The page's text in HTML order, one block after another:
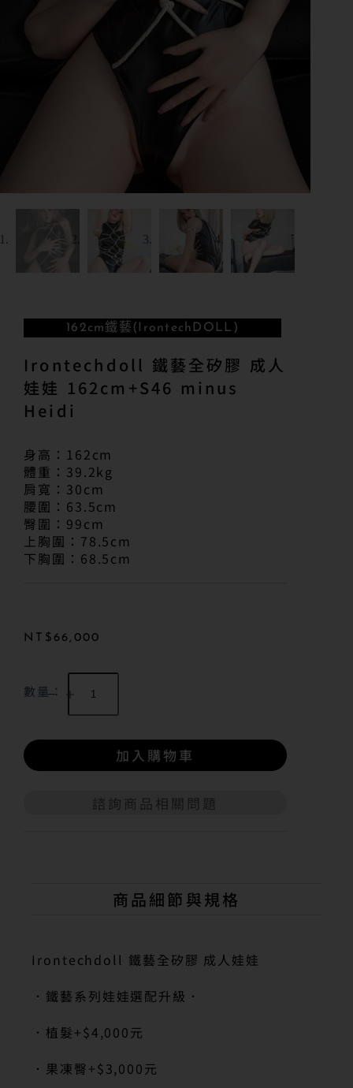
162cm鐵藝(IrontechDOLL)
Irontechdoll 鐵藝全矽膠 成人
娃娃 162cm+S46 minus
Heidi
身高：162cm
體重：39.2kg
肩寬：30cm
腰圍：63.5cm
臀圍：99cm
上胸圍：78.5cm
下胸圍：68.5cm
NT$ 66,000
數量：
諮詢商品相關問題
加入購物車
商品細節與規格
Irontechdoll 鐵藝全矽膠 成人娃娃
．鐵藝系列娃娃選配升級．
．植髮+$4,000元
．果凍臀+$3,000元